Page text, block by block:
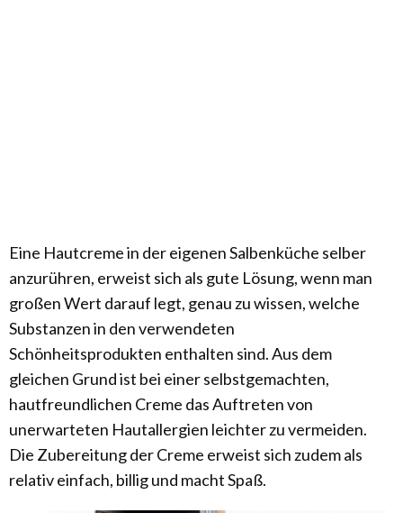
Eine Hautcreme in der eigenen Salbenküche selber
anzurühren, erweist sich als gute Lösung, wenn man
großen Wert darauf legt, genau zu wissen, welche
Substanzen in den verwendeten
Schönheitsprodukten enthalten sind. Aus dem
gleichen Grund ist bei einer selbstgemachten,
hautfreundlichen Creme das Auftreten von
unerwarteten Hautallergien leichter zu vermeiden.
Die Zubereitung der Creme erweist sich zudem als
relativ einfach, billig und macht Spaß.